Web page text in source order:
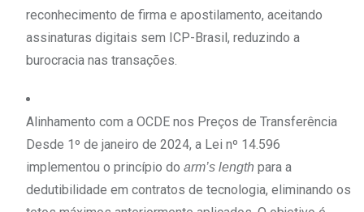
reconhecimento de firma e apostilamento, aceitando
assinaturas digitais sem ICP-Brasil, reduzindo a
burocracia nas transações.
Alinhamento com a OCDE nos Preços de Transferência
Desde 1º de janeiro de 2024, a Lei nº 14.596
implementou o princípio do arm’s length para a
dedutibilidade em contratos de tecnologia, eliminando os